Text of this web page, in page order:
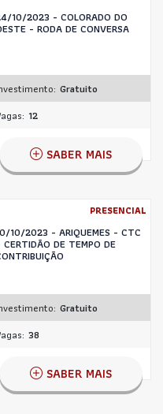
10/2023 - COLORADO DO
- RODA DE CONVERSA
Gratuito
12
SABER MAIS
PRESENCIAL
10/2023 - ARIQUEMES - CTC
CERTIDÃO DE TEMPO DE
Gratuito
38
SABER MAIS